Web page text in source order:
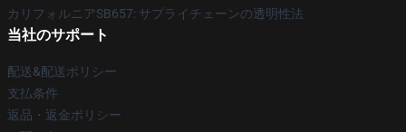
カリフォルニアSB657: サプライチェーンの透明性法
当社のサポート
配送&配送ポリシー
支払条件
返品・返金ポリシー